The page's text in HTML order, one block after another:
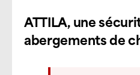
ATTILA, une
abergements de